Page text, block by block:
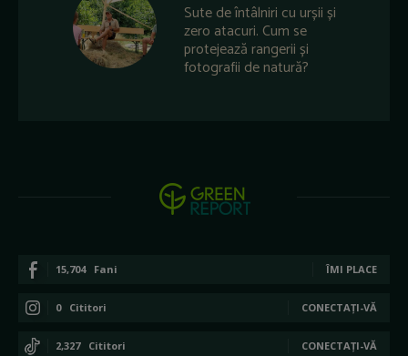
Sute de întâlniri cu urșii și
zero atacuri. Cum se
protejează rangerii și
fotografii de natură?
15,704 Fani ÎMI PLACE
0 Cititori CONECTAȚI-VĂ
2,327 Cititori CONECTAȚI-VĂ